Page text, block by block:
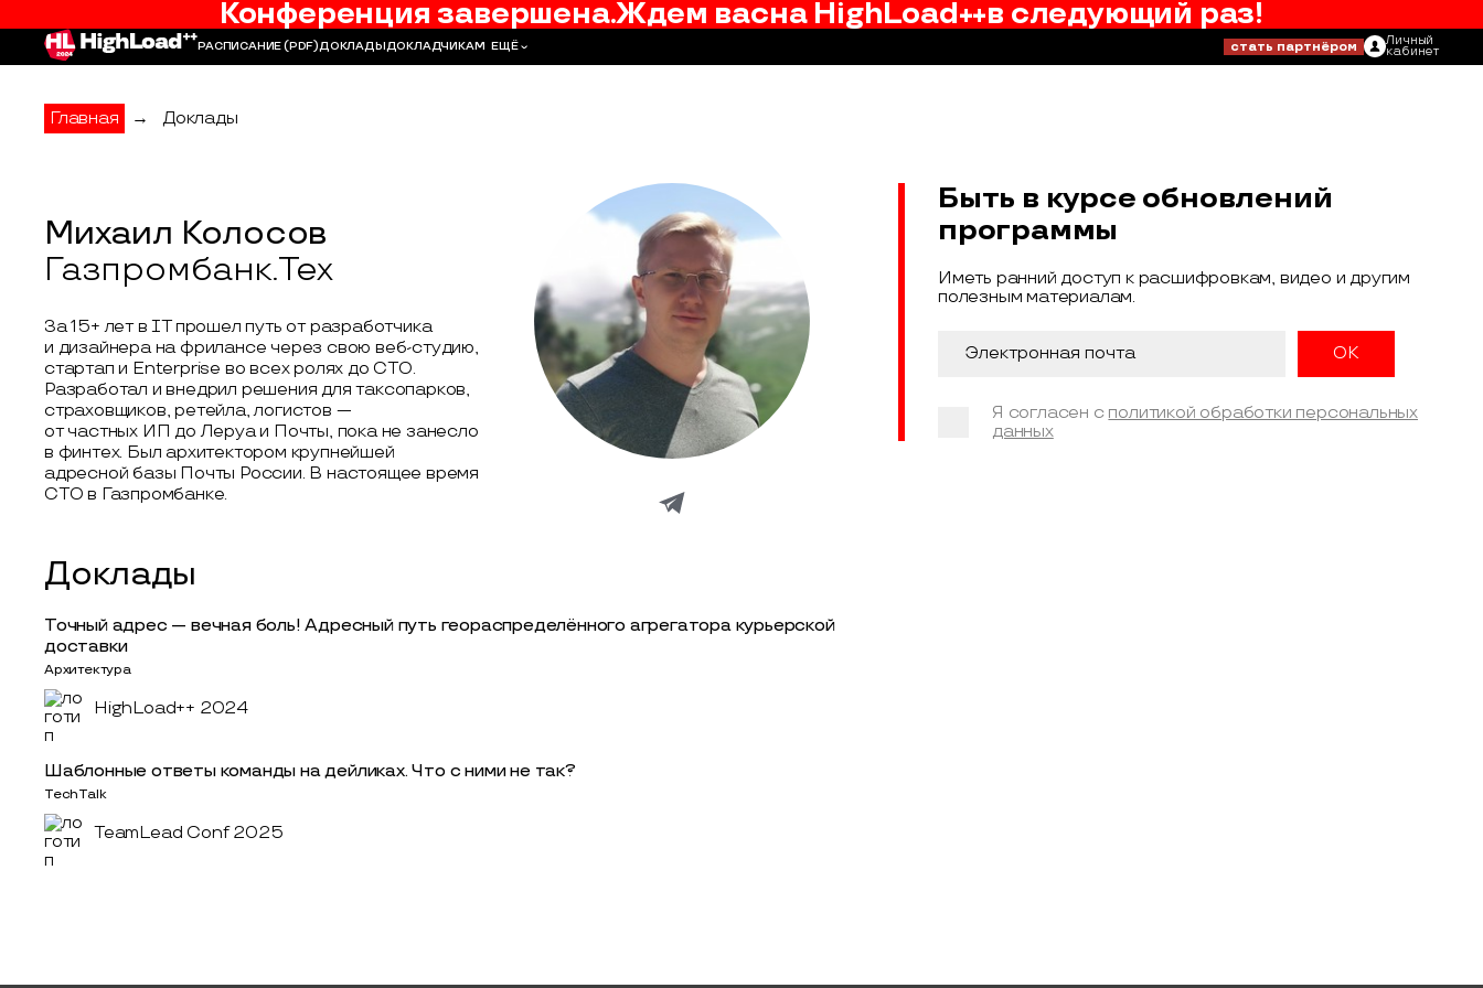
Конференция завершена.Ждем васна HighLoad++в следующий раз!
РАСПИСАНИЕ(PDF)ДОКЛАДЫ ДОКЛАДЧИКАМ ЕЩЁ стать партнёром Личный
кабинет
Главная → Доклады
Михаил Колосов
Газпромбанк.Тех
За 15+ лет в IТ прошел путь от разработчика
и дизайнера на фрилансе через свою веб-студию,
стартап и Enterprise во всех ролях до CTO.
Разработал и внедрил решения для таксопарков,
страховщиков, ретейла, логистов —
от частных ИП до Леруа и Почты, пока не занесло
в финтех. Был архитектором крупнейшей
адресной базы Почты России. В настоящее время
CTO в Газпромбанке.
Доклады
Точный адрес — вечная боль! Адресный путь геораспределённого агрегатора курьерской
доставки
Архитектура
HighLoad++ 2024
Шаблонные ответы команды на дейликах. Что с ними не так?
TechTalk
TeamLead Conf 2025
Быть в курсе обновлений
программы
Иметь ранний доступ к расшифровкам, видео и другим
полезным материалам.
Я согласен с политикой обработки персональных
данных